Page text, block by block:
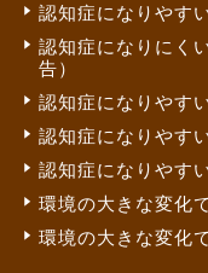
認知症になりやす
認知症になりにく
告）
認知症になりやす
認知症になりやす
認知症になりやす
環境の大きな変化
環境の大きな変化